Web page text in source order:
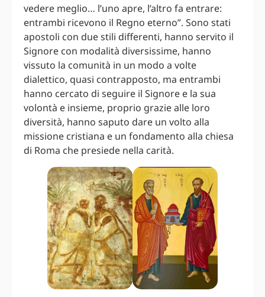
vedere meglio… l’uno apre, l’altro fa entrare:
entrambi ricevono il Regno eterno”. Sono stati
apostoli con due stili differenti, hanno servito il
Signore con modalità diversissime, hanno
vissuto la comunità in un modo a volte
dialettico, quasi contrapposto, ma entrambi
hanno cercato di seguire il Signore e la sua
volontà e insieme, proprio grazie alle loro
diversità, hanno saputo dare un volto alla
missione cristiana e un fondamento alla chiesa
di Roma che presiede nella carità.